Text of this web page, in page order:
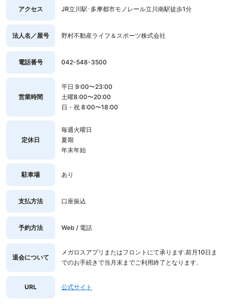
アクセス JR立川駅･多摩都市モノレール立川南駅徒歩1分
法人名／屋号 野村不動産ライフ＆スポーツ株式会社
電話番号 042-548-3500
営業時間
平日 9:00〜23:00
土曜8:00〜20:00
日・祝 8:00〜18:00
定休日
毎週火曜日
夏期
年末年始
駐車場 あり
支払方法 口座振込
予約方法 Web / 電話
退会について
メガロスアプリまたはフロントにて承ります.前月10日ま
でのお手続きで当月末までご利用終了となります.
URL 公式サイト